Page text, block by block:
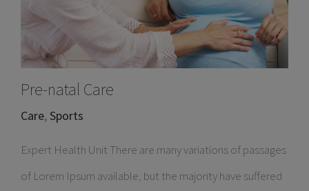
Pre-natal Care
Care,Sports
Expert Health Unit There are many variations of passages
of Lorem Ipsum available, but the majority have suffered